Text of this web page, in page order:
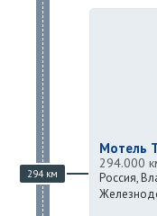
294 км
Мотель
294.000
Россия,